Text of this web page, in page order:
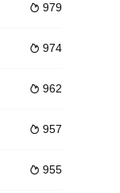
 979
 974
 962
 957
 955